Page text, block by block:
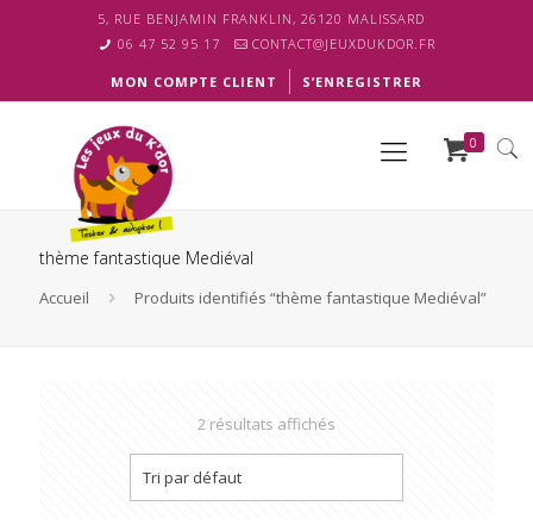
5, RUE BENJAMIN FRANKLIN, 26120 MALISSARD
06 47 52 95 17
CONTACT@JEUXDUKDOR.FR
MON COMPTE CLIENT S’ENREGISTRER
0
thème fantastique Mediéval
Accueil Produits identifiés “thème fantastique Mediéval”
2 résultats affichés